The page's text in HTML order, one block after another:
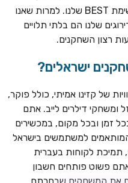
חבילת קבלת פנים: בונוס 100% עד 300€ + 100 ספיני בונוס על
בונוס מתגלגל עד 2,000 ₪ + 200 ספינים חינם לשחקנים
אבטחה ומהירות משיכה נכללים ברשימת BEST שלנו. למרות שאנו
שלנו הם בלתי תלויים
רצון השחקנים.
ישראלים?
של קזינו אמיתי, כולל פוקר,
ומשחקי דילרים לייב. אתם
זמן ובכל מקום, במכשירים
למשתמשים בישראל
תמיכת לקוחות בעברית
פשוט פותחים חשבון